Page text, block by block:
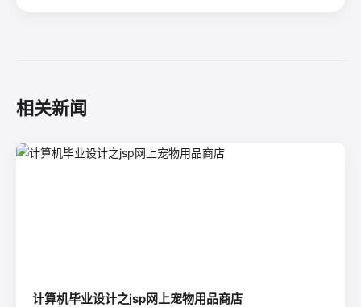
相关新闻
计算机毕业设计之jsp网上宠物用品商店